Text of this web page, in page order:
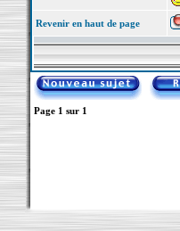
Revenir en haut de page
Page 1 sur 1